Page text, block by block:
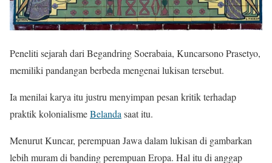
Peneliti sejarah dari Begandring Soerabaia, Kuncarsono Prasetyo,
memiliki pandangan berbeda mengenai lukisan tersebut.
Ia menilai karya itu justru menyimpan pesan kritik terhadap
praktik kolonialismeBelandasaat itu.
Menurut Kuncar, perempuan Jawa dalam lukisan di gambarkan
lebih muram di banding perempuan Eropa. Hal itu di anggap